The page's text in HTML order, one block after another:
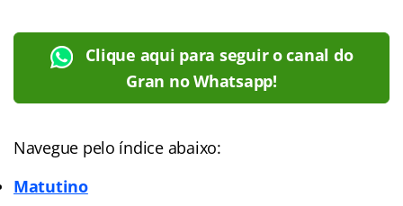
Clique aqui para seguir o canal do
Gran no Whatsapp!
Navegue pelo índice abaixo:
Matutino